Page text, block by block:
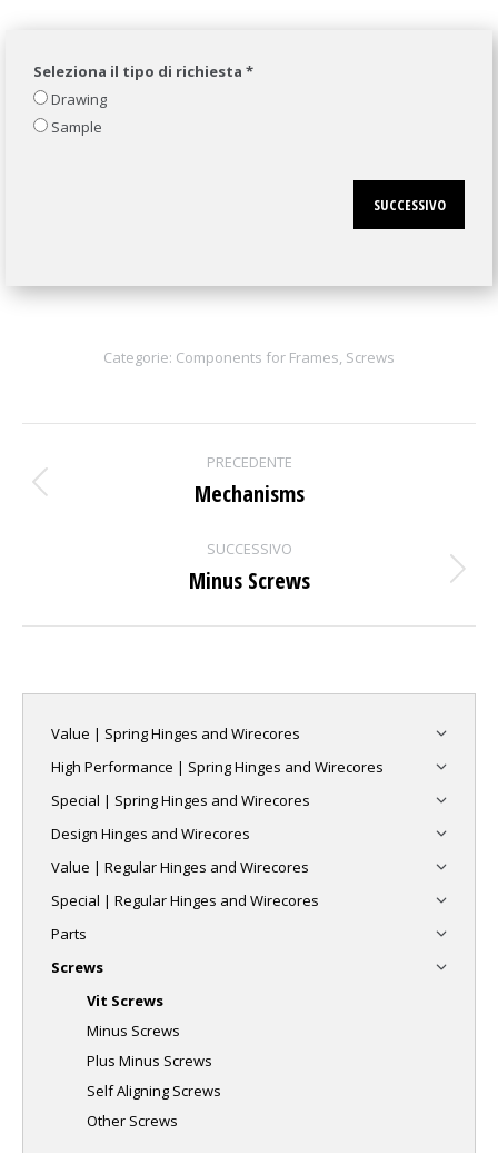
Seleziona il tipo di richiesta *
Drawing
Sample
SUCCESSIVO
Categorie: Components for Frames, Screws
navigation
PRECEDENTE
Previous
Mechanisms
SUCCESSIVO
Next
Minus Screws
Value | Spring Hinges and Wirecores
High Performance | Spring Hinges and Wirecores
Special | Spring Hinges and Wirecores
Design Hinges and Wirecores
Value | Regular Hinges and Wirecores
Special | Regular Hinges and Wirecores
Parts
Screws
Vit Screws
Minus Screws
Plus Minus Screws
Self Aligning Screws
Other Screws